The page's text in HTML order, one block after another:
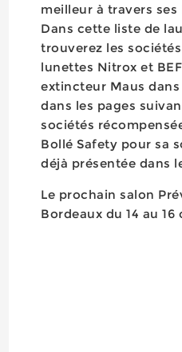
meilleur à travers ses
Dans cette liste de
trouverez les
lunettes Nitrox et
extincteur Maus
dans les pages
sociétés
Bollé Safety pour sa
déjà présentée dans
Le prochain salon
Bordeaux du 14 au